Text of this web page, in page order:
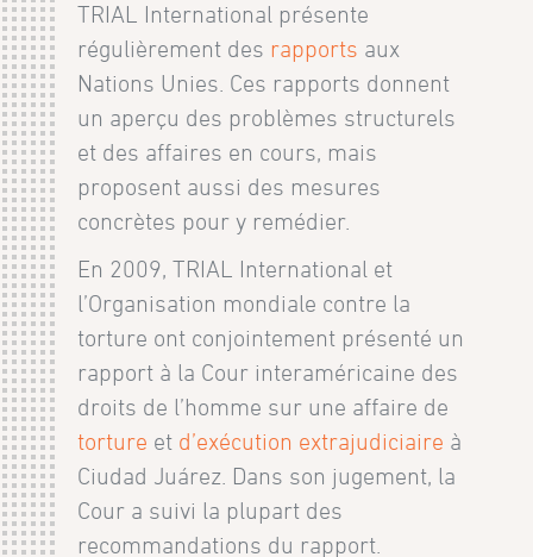
TRIAL International présente
régulièrement des rapports aux
Nations Unies. Ces rapports donnent
un aperçu des problèmes structurels
et des affaires en cours, mais
proposent aussi des mesures
concrètes pour y remédier.
En 2009, TRIAL International et
l’Organisation mondiale contre la
torture ont conjointement présenté un
rapport à la Cour interaméricaine des
droits de l’homme sur une affaire de
torture et d’exécution extrajudiciaire à
Ciudad Juárez. Dans son jugement, la
Cour a suivi la plupart des
recommandations du rapport.